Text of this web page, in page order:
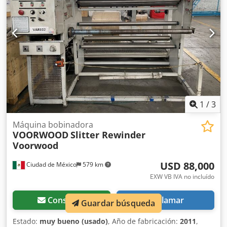
1 /3
Ciudad de México 579 km
Máquina bobinadora
VOORWOODSlitter Rewinder
Voorwood
USD 88,000
EXW VB IVA no incluído
Consultar Llamar
Estado: muy bueno (usado), Año de fabricación: 2011,
Guardar búsqueda